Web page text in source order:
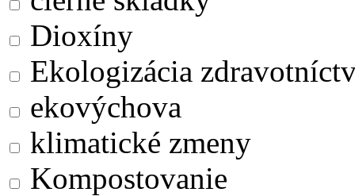
Dioxíny
Ekologizácia
ekovýchova
klimatické zmeny
Kompostovanie